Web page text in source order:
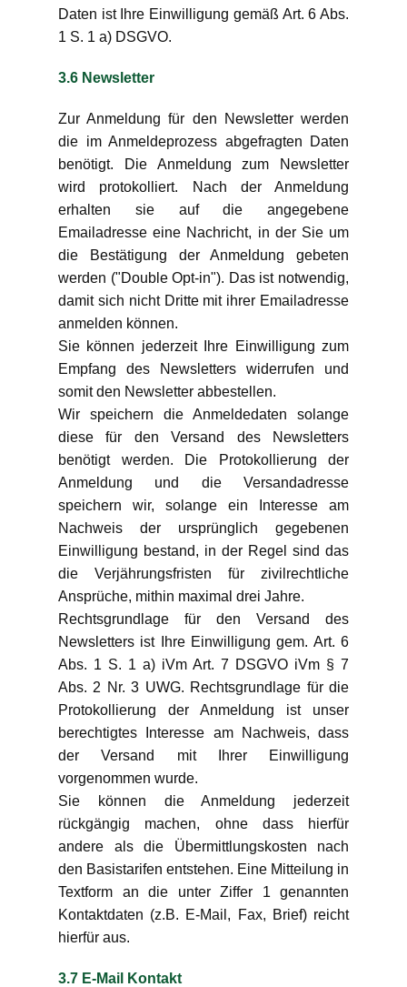
Daten ist Ihre Einwilligung gemäß Art. 6 Abs.
1 S. 1 a) DSGVO.
3.6 Newsletter
Zur Anmeldung für den Newsletter werden
die im Anmeldeprozess abgefragten Daten
benötigt. Die Anmeldung zum Newsletter
wird protokolliert. Nach der Anmeldung
erhalten sie auf die angegebene
Emailadresse eine Nachricht, in der Sie um
die Bestätigung der Anmeldung gebeten
werden ("Double Opt-in"). Das ist notwendig,
damit sich nicht Dritte mit ihrer Emailadresse
anmelden können.
Sie können jederzeit Ihre Einwilligung zum
Empfang des Newsletters widerrufen und
somit den Newsletter abbestellen.
Wir speichern die Anmeldedaten solange
diese für den Versand des Newsletters
benötigt werden. Die Protokollierung der
Anmeldung und die Versandadresse
speichern wir, solange ein Interesse am
Nachweis der ursprünglich gegebenen
Einwilligung bestand, in der Regel sind das
die Verjährungsfristen für zivilrechtliche
Ansprüche, mithin maximal drei Jahre.
Rechtsgrundlage für den Versand des
Newsletters ist Ihre Einwilligung gem. Art. 6
Abs. 1 S. 1 a) iVm Art. 7 DSGVO iVm § 7
Abs. 2 Nr. 3 UWG. Rechtsgrundlage für die
Protokollierung der Anmeldung ist unser
berechtigtes Interesse am Nachweis, dass
der Versand mit Ihrer Einwilligung
vorgenommen wurde.
Sie können die Anmeldung jederzeit
rückgängig machen, ohne dass hierfür
andere als die Übermittlungskosten nach
den Basistarifen entstehen. Eine Mitteilung in
Textform an die unter Ziffer 1 genannten
Kontaktdaten (z.B. E-Mail, Fax, Brief) reicht
hierfür aus.
3.7 E-Mail Kontakt